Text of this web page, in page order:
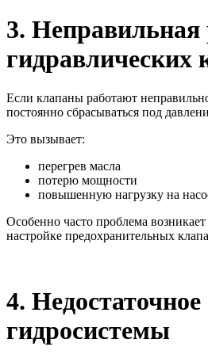
3. Неправильная
гидравлических
Если клапаны работают
постоянно сбрасываться под
Это вызывает:
перегрев масла
потерю мощности
повышенную нагрузку на
Особенно часто проблема
настройке предохранительных
4.
гидросистемы